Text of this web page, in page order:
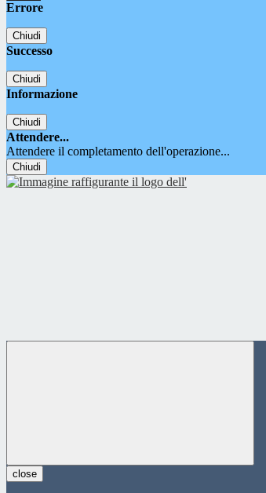
Errore
Chiudi
Successo
Chiudi
Informazione
Chiudi
Attendere...
Attendere il completamento dell'operazione...
Chiudi
close